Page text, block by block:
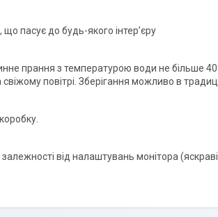
пасує до будь-якого інтер’єру
прання з температурою води не більше
повітрі. Зберігання можливо в
залежності від налаштувань монітора